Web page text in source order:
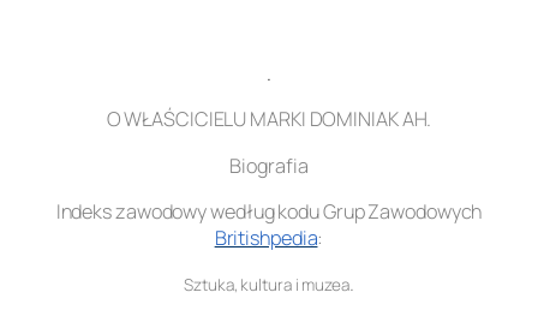
.
O WŁAŚCICIELU MARKI DOMINIAK AH.
Biografia
Indeks zawodowy według kodu Grup Zawodowych
Britishpedia:
Sztuka, kultura i muzea.